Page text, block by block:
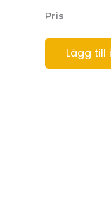
Pris
Lägg till